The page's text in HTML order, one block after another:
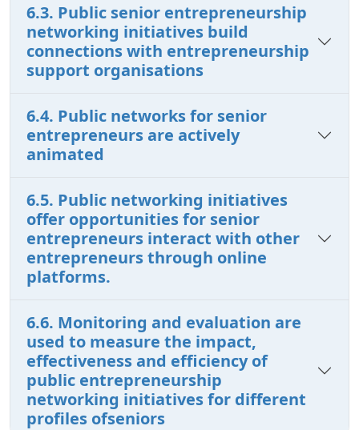
6.3. Public senior entrepreneurship
networking initiatives build
connections with entrepreneurship
support organisations
6.4. Public networks for senior
entrepreneurs are actively
animated
6.5. Public networking initiatives
offer opportunities for senior
entrepreneurs interact with other
entrepreneurs through online
platforms.
6.6. Monitoring and evaluation are
used to measure the impact,
effectiveness and efficiency of
public entrepreneurship
networking initiatives for different
profiles ofseniors